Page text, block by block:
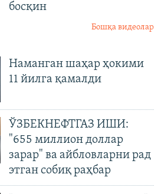
босқин
Бошқа видеолар
Наманган шаҳар ҳокими
11 йилга қамалди
ЎЗБЕКНЕФТГАЗ ИШИ:
"655 миллион доллар
зарар" ва айбловларни рад
этган собиқ раҳбар